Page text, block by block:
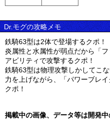
Dr.モグの攻略メモ
鉄騎63型は2体で登場するクポ！
炎属性と水属性が弱点だから「
アビリティで攻撃するクポ！
鉄騎63型は物理攻撃しかしてこ
力を上げながら、「パワーブレ
クポ！
掲載中の画像、データ等は開発